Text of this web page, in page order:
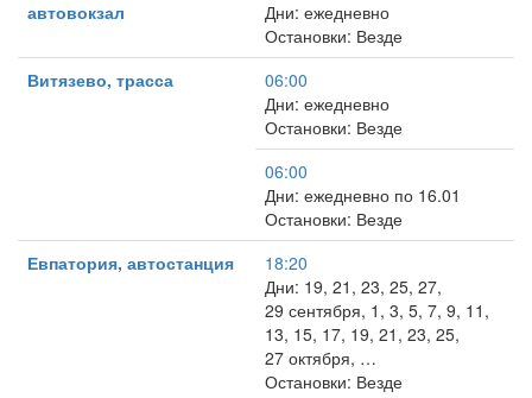
автовокзал
Дни: ежедневно
Остановки: Везде
Витязево, трасса
06:00
Дни: ежедневно
Остановки: Везде
06:00
Дни: ежедневно по 16.01
Остановки: Везде
Евпатория, автостанция
18:20
Дни: 19, 21, 23, 25, 27,
29 сентября, 1, 3, 5, 7, 9, 11,
13, 15, 17, 19, 21, 23, 25,
27 октября, …
Остановки: Везде